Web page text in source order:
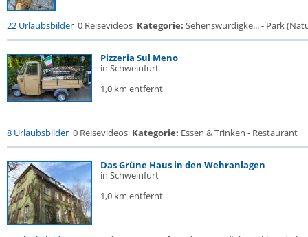
22 Urlaubsbilder 0 Reisevideos Kategorie: Sehenswürdigke... - Park
Pizzeria Sul Meno
in Schweinfurt
1,0 km entfernt
8 Urlaubsbilder 0 Reisevideos Kategorie: Essen & Trinken - Restaurant
Das Grüne Haus in den Wehranlagen
in Schweinfurt
1,0 km entfernt